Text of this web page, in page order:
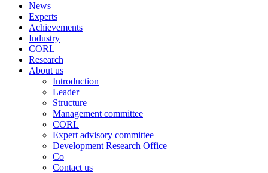
News
Experts
Achievements
Industry
CORL
Research
About us
Introduction
Leader
Structure
Management committee
CORL
Expert advisory committee
Development Research Office
Co
Contact us